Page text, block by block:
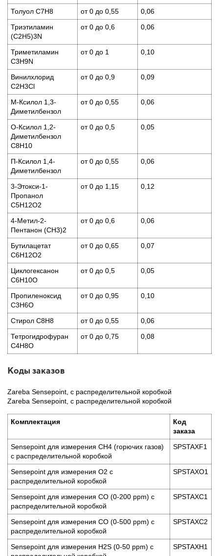
Толуол C7H8 от 0 до 0,55
0,06
Триэтиламин
(С2H5)3N
от 0 до 0,6 0,06
Триметиламин
C3H9N
от 0 до 1 0,10
Винилхлорид
C2H3Cl
от 0 до 0,9 0,09
М-Ксилол 1,3-
Диметилбензол
от 0 до 0,55 0,06
О-Ксилол 1,2-
Диметилбензол
C8H10
от 0 до 0,5 0,05
П-Ксилол 1,4-
Диметилбензол
от 0 до 0,55 0,06
3-Этокси-1-
Пропанол
C5H12O2
от 0 до 1,15 0,12
4-Метил-2-
Пентанон (СН3)2
от 0 до 0,6 0,06
Бутилацетат
C6H12O2
от 0 до 0,65 0,07
Циклогексанон
C6H10O
от 0 до 0,5 0,05
Пропиленоксид
C3H6O
от 0 до 0,95 0,10
Стирол C8H8 от 0 до 0,55
0,06
Тетрогидрофуран
C4H8O
от 0 до 0,75 0,08
Коды заказов
Zareba Sensepoint, с распределительной коробкой
Zareba Sensepoint, с распределительной коробкой
Комплектация
Код
заказа
Sensepoint для измерения СН4 (горючих газов)
с распределительной коробкой
SPSTAXF1
Sensepoint для измерения О2 с
распределительной коробкой
SPSTAXO1
Sensepoint для измерения СО (0-200 ppm) с
распределительной коробкой
SPSTAXC1
Sensepoint для измерения СО (0-500 ppm) с
распределительной коробкой
SPSTAXC2
Sensepoint для измерения H2S (0-50 ppm) с
SPSTAXH1